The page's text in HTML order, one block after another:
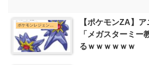
ポケモンレジェンズZ-Aまとめ
【ポケモンZA】
「メガスターミー
るｗｗｗｗｗｗ